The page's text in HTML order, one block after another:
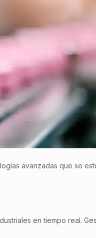
avanzadas que se
en tiempo real.